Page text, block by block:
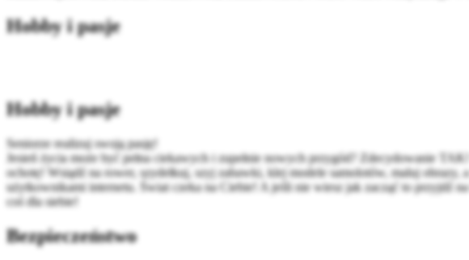
Hobby i pasje
Hobby i pasje
Seniorze realizuj swoją pasję!
Jesień życia może być pełna ciekawych i zupełnie nowych przygód? Zdecydowanie
ochotę! Wsiądź na rower, szydełkuj, szyj zabawki, klej modele samolotów, maluj
użytkownikami internetu. Świat czeka na Ciebie! A jeśli nie wiesz jak zacząć to
coś dla siebie!
Bezpieczeństwo